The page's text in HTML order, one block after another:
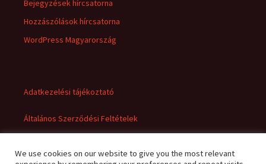
Bejegyzések hírcsatorna
Hozzászólások hírcsatorna
WordPress Magyarország
Adatkezelési tájékoztató
Általános Szerződési Feltételek
We use cookies on our website to give you the most relevant